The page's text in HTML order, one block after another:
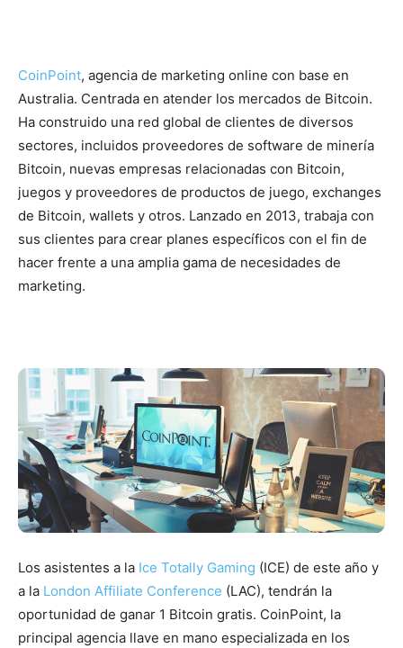
CoinPoint, agencia de marketing online con base en
Australia. Centrada en atender los mercados de Bitcoin.
Ha construido una red global de clientes de diversos
sectores, incluidos proveedores de software de minería
Bitcoin, nuevas empresas relacionadas con Bitcoin,
juegos y proveedores de productos de juego, exchanges
de Bitcoin, wallets y otros. Lanzado en 2013, trabaja con
sus clientes para crear planes específicos con el fin de
hacer frente a una amplia gama de necesidades de
marketing.
Los asistentes a la Ice Totally Gaming (ICE) de este año y
a la London Affiliate Conference (LAC), tendrán la
oportunidad de ganar 1 Bitcoin gratis. CoinPoint, la
principal agencia llave en mano especializada en los